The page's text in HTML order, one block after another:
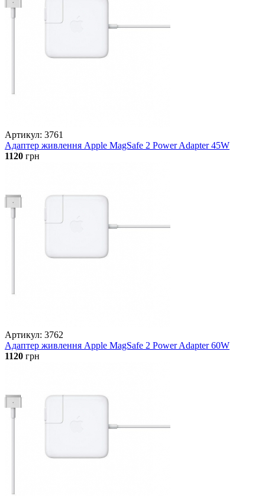
Артикул: 3761
Адаптер живлення Apple MagSafe 2 Power Adapter 45W
1120 грн
Артикул: 3762
Адаптер живлення Apple MagSafe 2 Power Adapter 60W
1120 грн